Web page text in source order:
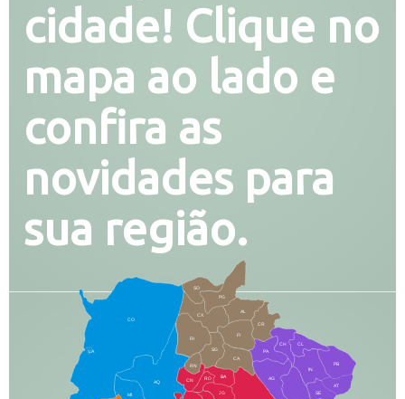
cidade! Clique no
mapa ao lado e
confira as
novidades para
sua região.
CO
AQ
MI
CX
RI
AL
CR
FI
SG
BA
CA
PA
CH CL
PB
SE
AG
RO
JG
IN
RN
CN
AT
PG
SO
LA